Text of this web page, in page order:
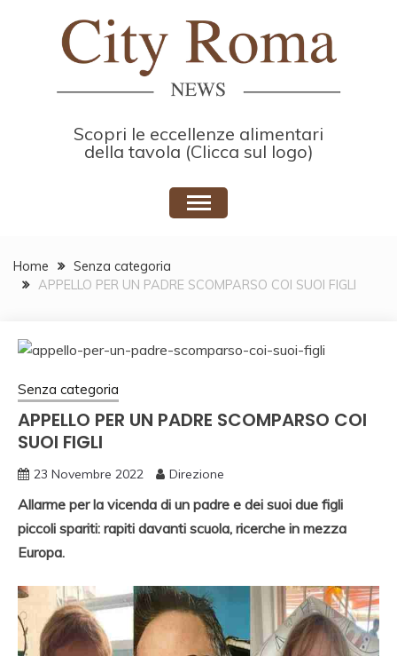
Scopri le eccellenze alimentari
della tavola (Clicca sul logo)
Home
Senza categoria
APPELLO PER UN PADRE SCOMPARSO COI SUOI FIGLI
Senza categoria
APPELLO PER UN PADRE SCOMPARSO COI
SUOI FIGLI
23 Novembre 2022 Direzione
Allarme per la vicenda di un padre e dei suoi due figli
piccoli spariti: rapiti davanti scuola, ricerche in mezza
Europa.